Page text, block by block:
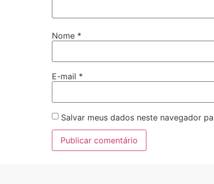
Nome *
E-mail *
Salvar meus dados neste navegador